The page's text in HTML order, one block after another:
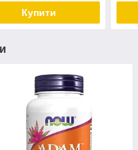
Купити